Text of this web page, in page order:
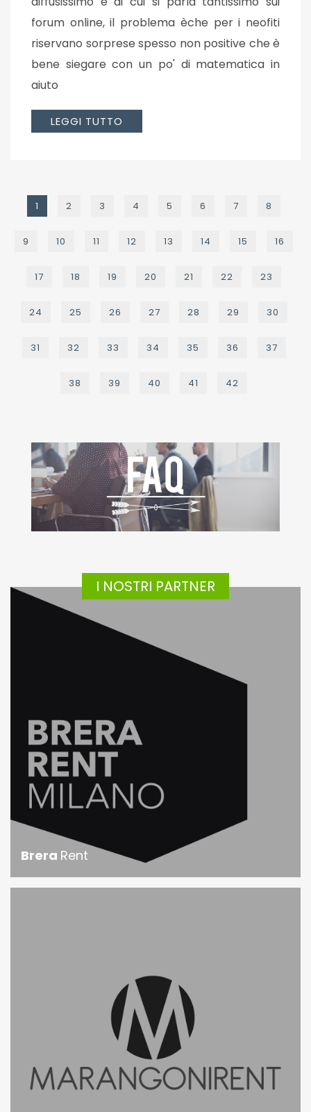
forum online, il problema èche per i neofiti
riservano sorprese spesso non positive che è
bene siegare con un po' di matematica in
aiuto
LEGGI TUTTO
1 2 3 4 5 6 7 8
9 10 11 12 13 14 15 16
17 18 19 20 21 22 23
24 25 26 27 28 29 30
31 32 33 34 35 36 37
38 39 40 41 42
I NOSTRI PARTNER
Brera Rent